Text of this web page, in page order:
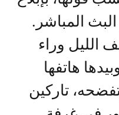
المباشر.
وراء
هاتفها
تاركين